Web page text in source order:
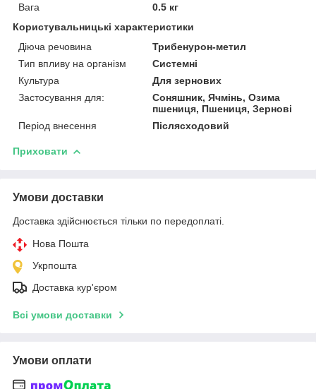
Вага
0.5 кг
Користувальницькі характеристики
Діюча речовина
Трибенурон-метил
Тип впливу на організм
Системні
Культура
Для зернових
Застосування для:
Соняшник, Ячмінь, Озима
пшениця, Пшениця, Зернові
Період внесення
Післясходовий
Приховати
Умови доставки
Доставка здійснюється тільки по передоплаті.
Нова Пошта
Укрпошта
Доставка кур'єром
Всі умови доставки
Умови оплати